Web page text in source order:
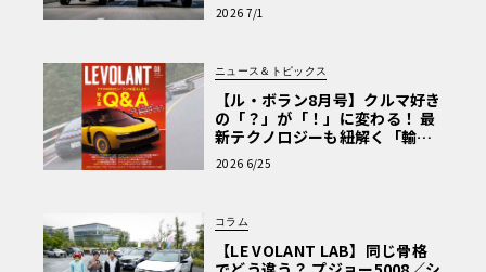
極的アプローチ」
2026 7/1
ニュース＆トピックス
【ル・ボラン8月号】クルマ好き
の「？」が「！」に変わる！ 最
新テクノロジーも紐解く「輸入
車Q&A」
2026 6/25
コラム
【LE VOLANT LAB】同じ骨格